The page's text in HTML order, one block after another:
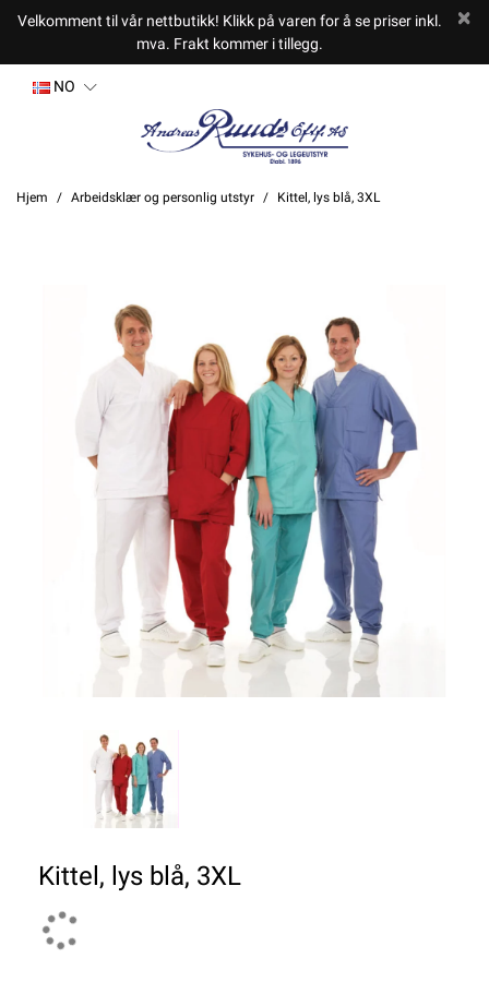
Velkomment til vår nettbutikk! Klikk på varen for å se priser inkl.
mva. Frakt kommer i tillegg.
NO
Hjem Arbeidsklær og personlig utstyr Kittel, lys blå, 3XL
Kittel, lys blå, 3XL